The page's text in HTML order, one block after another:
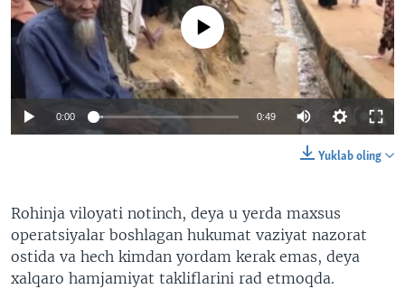
No media source currently available
0:00 0:49
Yuklab oling
Rohinja viloyati notinch, deya u yerda maxsus
operatsiyalar boshlagan hukumat vaziyat nazorat
ostida va hech kimdan yordam kerak emas, deya
xalqaro hamjamiyat takliflarini rad etmoqda.